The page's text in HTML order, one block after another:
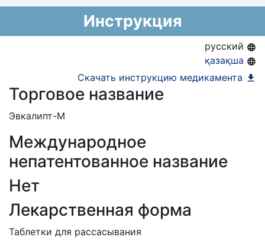
Информация о регистрации в РК:08.02.2016 -
Инструкция
русский
қазақша
Скачать инструкцию медикамента
Торговое название
Эвкалипт-М
Международное
непатентованное название
Нет
Лекарственная форма
Таблетки для рассасывания